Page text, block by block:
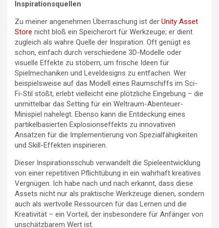
Inspirationsquellen
Zu meiner angenehmen Überraschung ist der Unity Asset
Store nicht bloß ein Speicherort für Werkzeuge; er dient
zugleich als wahre Quelle der Inspiration. Oft genügt es
schon, einfach durch verschiedene 3D-Modelle oder
visuelle Effekte zu stöbern, um frische Ideen für
Spielmechaniken und Leveldesigns zu entfachen. Wer
beispielsweise auf das Modell eines Raumschiffs im Sci-
Fi-Stil stößt, erlebt vielleicht eine plötzliche Eingebung – die
unmittelbar das Setting für ein Weltraum-Abenteuer-
Minispiel nahelegt. Ebenso kann die Entdeckung eines
partikelbasierten Explosionseffekts zu innovativen
Ansätzen für die Implementierung von Spezialfähigkeiten
und Skill-Effekten inspirieren.
Dieser Inspirationsschub verwandelt die Spieleentwicklung
von einer repetitiven Pflichtübung in ein wahrhaft kreatives
Vergnügen. Ich habe nach und nach erkannt, dass diese
Assets nicht nur als praktische Werkzeuge dienen, sondern
auch als wertvolle Ressourcen für das Lernen und die
Kreativität – ein Vorteil, der insbesondere für Anfänger von
unschätzbarem Wert ist.